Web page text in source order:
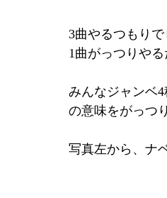
3曲やるつもり
1曲がっつりや
みんなジャンベ
の意味をがっつ
写真左から、ナ